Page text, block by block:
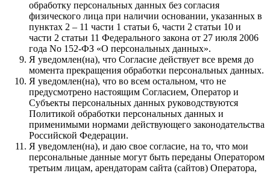
обработку персональных данных без согласия
физического лица при наличии основании, указанных в
пунктах 2 – 11 части 1 статьи 6, части 2 статьи 10 и
части 2 статьи 11 Федерального закона от 27 июля 2006
года No 152-ФЗ «О персональных данных».
Я уведомлен(на), что Согласие действует все время до
момента прекращения обработки персональных данных.
Я уведомлен(на), что во всем остальном, что не
предусмотрено настоящим Согласием, Оператор и
Субъекты персональных данных руководствуются
Политикой обработки персональных данных и
применимыми нормами действующего законодательства
Российской Федерации.
Я уведомлен(на), и даю свое согласие, на то, что мои
персональные данные могут быть переданы Оператором
третьим лицам, арендаторам сайта (сайтов) Оператора,